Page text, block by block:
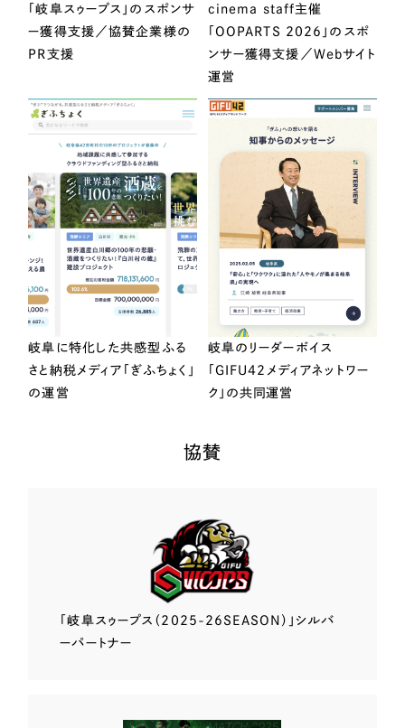
「岐阜スゥープス」のスポンサ
ー獲得支援／協賛企業様の
PR支援
cinema staff主催
「OOPARTS 2026」のスポ
ンサー獲得支援／Webサイト
運営
岐阜に特化した共感型ふる
さと納税メディア「ぎふちょく」
の運営
岐阜のリーダーボイス
「GIFU42メディアネットワー
ク」の共同運営
協賛
「岐阜スゥープス （2025-26SEASON）」 シルバ
ーパートナー